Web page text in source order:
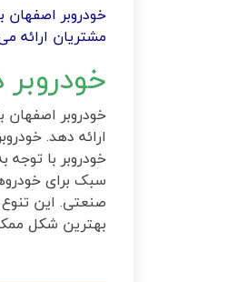
خودروبر
مشتریان ارائه می‌دهد.
خودروبر
ارائه دهد.
خودروبر با
سبک برای
صنعتی. این
بهترین شکل